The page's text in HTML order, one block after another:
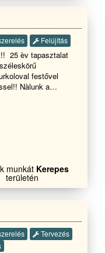
Hívjon bizzalomal
. Akár e-
ár ajánlatot . 0-24
szép napot
Felújítás
25 èv tapasztalat
festővel
Nàlunk a
munkát Kerepes
területén
Tervezés